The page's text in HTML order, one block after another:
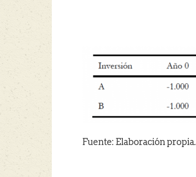
Fuente: Elaboración propia.